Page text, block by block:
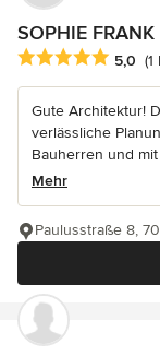
SOPHIE
Durchschnittliche
5,0
Gute Architektur!
verlässliche
Bauherren und
Mehr
Paulusstraße 8,